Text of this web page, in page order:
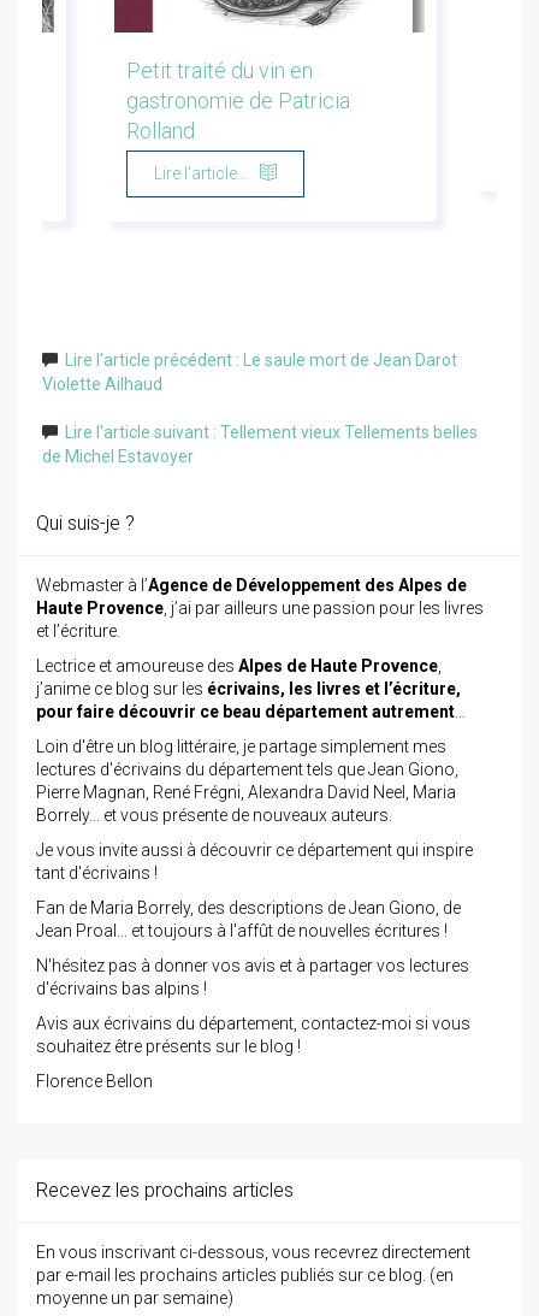
Petit traité du vin en
gastronomie de Patricia
Rolland
Lire l'article...
Lire l'article précédent : Le saule mort de Jean Darot
Violette Ailhaud
Lire l'article suivant : Tellement vieux Tellements belles
de Michel Estavoyer
Qui suis-je ?
Webmaster à l’Agence de Développement des Alpes de
Haute Provence , j’ai par ailleurs une passion pour les livres
et l’écriture.
Lectrice et amoureuse des Alpes de Haute Provence
j’anime ce blog sur les écrivains, les livres et l’écriture,
pour faire découvrir ce beau département autrement
Loin d'être un blog littéraire, je partage simplement mes
lectures d'écrivains du département tels que Jean Giono,
Pierre Magnan, René Frégni, Alexandra David Neel, Maria
Borrely... et vous présente de nouveaux auteurs.
Je vous invite aussi à découvrir ce département qui inspire
tant d'écrivains !
Fan de Maria Borrely, des descriptions de Jean Giono, de
Jean Proal... et toujours à l'affût de nouvelles écritures !
N'hésitez pas à donner vos avis et à partager vos lectures
d'écrivains bas alpins !
Avis aux écrivains du département, contactez-moi si vous
souhaitez être présents sur le blog !
Florence Bellon
Recevez les prochains articles
En vous inscrivant ci-dessous, vous recevrez directement
par e-mail les prochains articles publiés sur ce blog. (en
moyenne un par semaine)